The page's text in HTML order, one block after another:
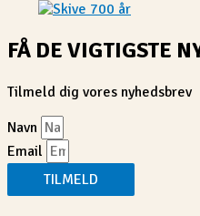
FÅ DE VIGTIGSTE
Tilmeld dig vores nyhedsbrev
Navn
Email
TILMELD